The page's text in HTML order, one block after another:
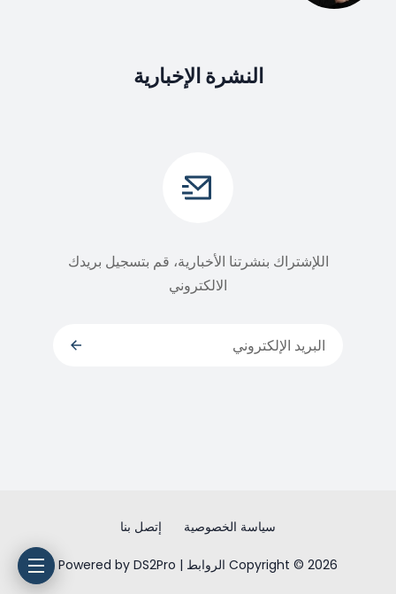
النشرة الإخبارية
اللإشتراك بنشرتنا الأخبارية، قم بتسجيل بريدك
الالكتروني
سياسة الخصوصية إتصل بنا
Copyright © 2026 الروابط | Powered by DS2Pro